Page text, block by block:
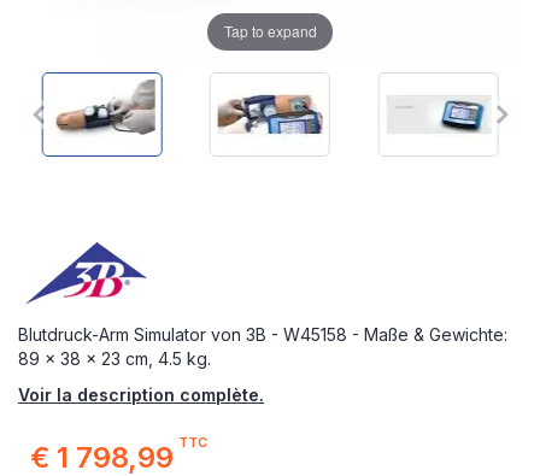
Blutdruck-Arm Simulator von 3B - W45158 - Maße & Gewichte:
89 x 38 x 23 cm, 4.5 kg.
Voir la description complète.
€ 1 798,99 TTC
Tap to expand